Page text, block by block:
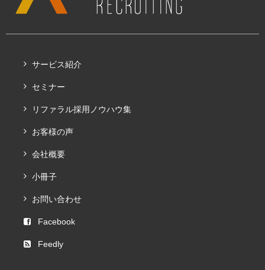
サービス紹介
セミナー
リファラル採用ノウハウ集
お客様の声
会社概要
小冊子
お問い合わせ
Facebook
Feedly